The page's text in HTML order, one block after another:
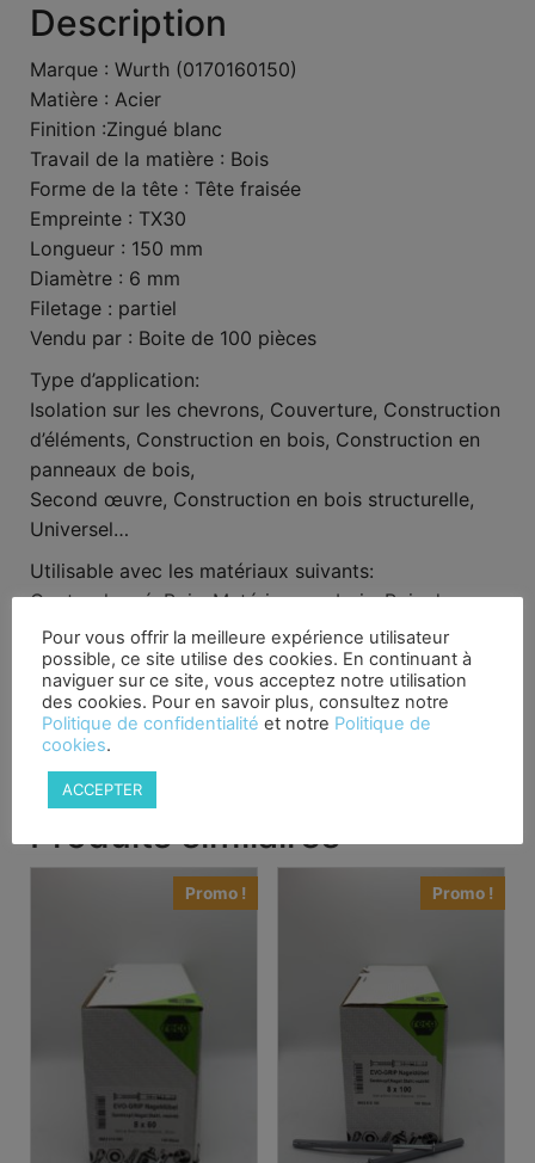
Description
Marque : Wurth (0170160150)
Matière : Acier
Finition :Zingué blanc
Travail de la matière : Bois
Forme de la tête : Tête fraisée
Empreinte : TX30
Longueur : 150 mm
Diamètre : 6 mm
Filetage : partiel
Vendu par : Boite de 100 pièces
Type d’application:
Isolation sur les chevrons, Couverture, Construction
d’éléments, Construction en bois, Construction en
panneaux de bois,
Second œuvre, Construction en bois structurelle,
Universel…
Utilisable avec les matériaux suivants:
Contreplaqué, Bois, Matériaux en bois, Bois dur,
LVL, Bois tendre
Domaine d’application:
Raccords bois-bois et acier-bois, construction de
meubles, aménagement de locaux commerciaux,
Produits similaires
Promo ! Promo !
Pour vous offrir la meilleure expérience utilisateur
possible, ce site utilise des cookies. En continuant à
naviguer sur ce site, vous acceptez notre utilisation
des cookies. Pour en savoir plus, consultez notre
Politique de confidentialité et notre Politique de
cookies.
ACCEPTER